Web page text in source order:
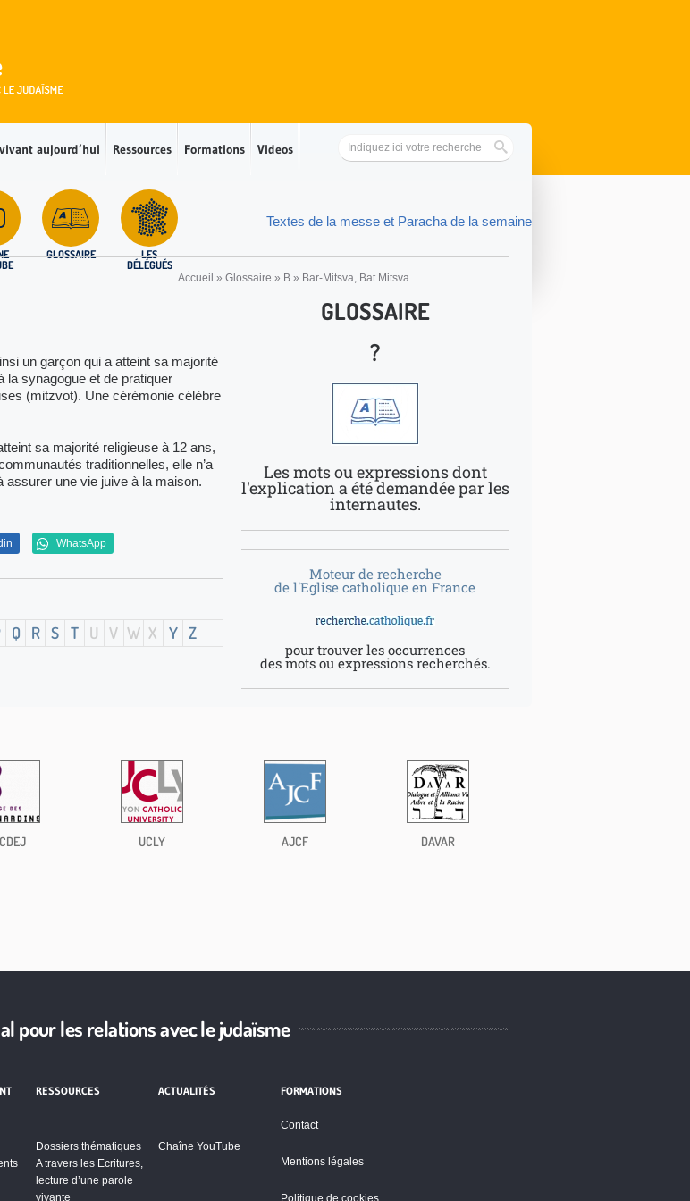
aujourd’hui Ressources Formations Videos
GLOSSAIRE
LES
DÉLÉGUÉS
Textes de la messe et Paracha de la semaine
Accueil » Glossaire » B » Bar-Mitsva, Bat Mitsva
un garçon qui a atteint sa majorité
la synagogue et de pratiquer
(mitzvot). Une cérémonie célèbre
sa majo­rité religieuse à 12 ans,
traditionnelles, elle n’a
assurer une vie juive à la maison.
WhatsApp
Q R S T U V W X Y Z
GLOSSAIRE
?
Les mots ou expressions dont
l'explication a été demandée par les
internautes.
Moteur de recherche
de l'Eglise catholique en France
pour trouver les occurrences
des mots ou expressions recherchés.
UCLY AJCF DAVAR
pour les relations avec le judaïsme
RESSOURCES
Dossiers thématiques
A travers les Ecritures,
lecture d’une parole
vivante
ACTUALITÉS
Chaîne YouTube
FORMATIONS
Contact
Mentions légales
Politique de cookies